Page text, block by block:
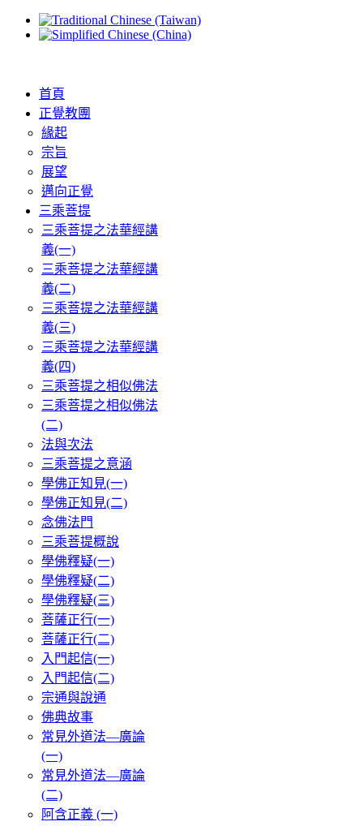
首頁
正覺教團
緣起
宗旨
展望
邁向正覺
三乘菩提
三乘菩提之法華經講
義(一)
三乘菩提之法華經講
義(二)
三乘菩提之法華經講
義(三)
三乘菩提之法華經講
義(四)
三乘菩提之相似佛法
三乘菩提之相似佛法
(二)
法與次法
三乘菩提之意涵
學佛正知見(一)
學佛正知見(二)
念佛法門
三乘菩提概說
學佛釋疑(一)
學佛釋疑(二)
學佛釋疑(三)
菩薩正行(一)
菩薩正行(二)
入門起信(一)
入門起信(二)
宗通與說通
佛典故事
常見外道法—廣論
(一)
常見外道法—廣論
(二)
阿含正義 (一)